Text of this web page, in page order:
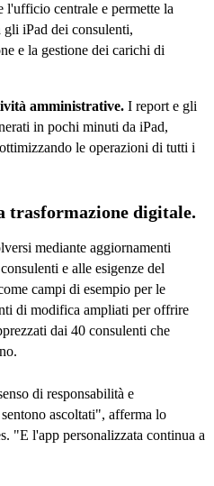
l'ufficio centrale e permette la
iPad dei consulenti,
e la gestione dei carichi di
amministrative. I report e gli
in pochi minuti da iPad,
le operazioni di tutti i
trasformazione digitale.
mediante aggiornamenti
e alle esigenze del
campi di esempio per le
di modifica ampliati per offrire
dai 40 consulenti che
di responsabilità e
ascoltati", afferma lo
"E l'app personalizzata continua a